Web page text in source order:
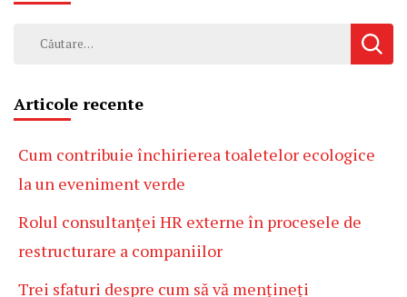
Caută
Articole recente
Cum contribuie închirierea toaletelor ecologice
la un eveniment verde
Rolul consultanței HR externe în procesele de
restructurare a companiilor
Trei sfaturi despre cum să vă mențineți